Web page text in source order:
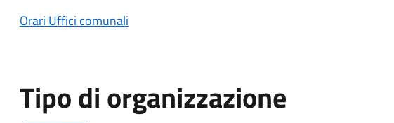
Orari Uffici comunali
Tipo di organizzazione